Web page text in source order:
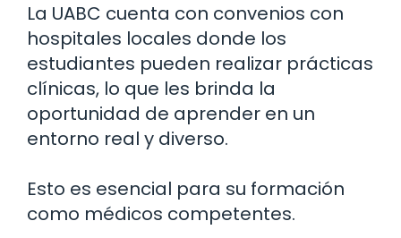
La UABC cuenta con convenios con
hospitales locales donde los
estudiantes pueden realizar prácticas
clínicas, lo que les brinda la
oportunidad de aprender en un
entorno real y diverso.
Esto es esencial para su formación
como médicos competentes.